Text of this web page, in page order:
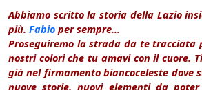
Abbiamo scritto la storia della Lazio
più. Fabio per sempre...
Proseguiremo la strada da te tracciata
nostri colori che tu amavi con il cuore.
già nel firmamento biancoceleste dove
nuove storie, nuovi elementi da